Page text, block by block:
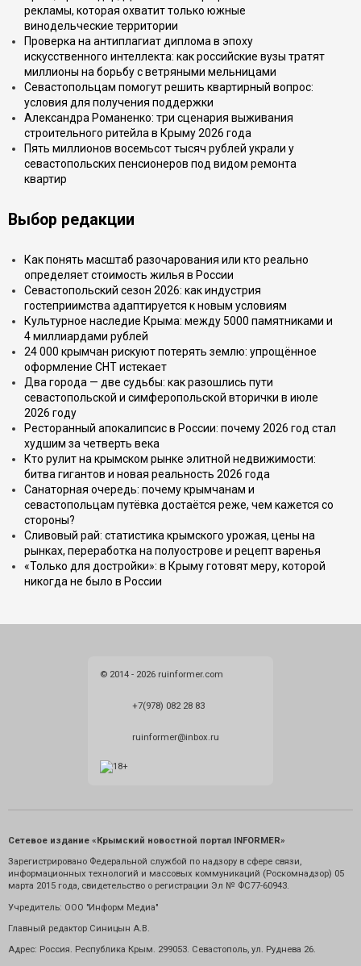
рекламы, которая охватит только южные
винодельческие территории
Проверка на антиплагиат диплома в эпоху
искусственного интеллекта: как российские вузы тратят
миллионы на борьбу с ветряными мельницами
Севастопольцам помогут решить квартирный вопрос:
условия для получения поддержки
Александра Романенко: три сценария выживания
строительного ритейла в Крыму 2026 года
Пять миллионов восемьсот тысяч рублей украли у
севастопольских пенсионеров под видом ремонта
квартир
Выбор редакции
Как понять масштаб разочарования или кто реально
определяет стоимость жилья в России
Севастопольский сезон 2026: как индустрия
гостеприимства адаптируется к новым условиям
Культурное наследие Крыма: между 5000 памятниками и
4 миллиардами рублей
24 000 крымчан рискуют потерять землю: упрощённое
оформление СНТ истекает
Два города — две судьбы: как разошлись пути
севастопольской и симферопольской вторички в июле
2026 году
Ресторанный апокалипсис в России: почему 2026 год стал
худшим за четверть века
Кто рулит на крымском рынке элитной недвижимости:
битва гигантов и новая реальность 2026 года
Санаторная очередь: почему крымчанам и
севастопольцам путёвка достаётся реже, чем кажется со
стороны?
Сливовый рай: статистика крымского урожая, цены на
рынках, переработка на полуострове и рецепт варенья
«Только для достройки»: в Крыму готовят меру, которой
никогда не было в России
© 2014 - 2026 ruinformer.com
+7(978) 082 28 83
ruinformer@inbox.ru
Сетевое издание «Крымский новостной портал INFORMER»
Зарегистрировано Федеральной службой по надзору в сфере связи,
информационных технологий и массовых коммуникаций (Роскомнадзор) 05
марта 2015 года, свидетельство о регистрации Эл № ФС77-60943.
Учредитель: ООО "Информ Медиа"
Главный редактор Синицын А.В.
Адрес: Россия. Республика Крым. 299053. Севастополь, ул. Руднева 26.